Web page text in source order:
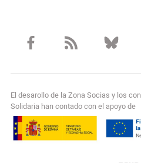
El desarollo de la Zona Socias y los
Solidaria han contado con el apoyo de